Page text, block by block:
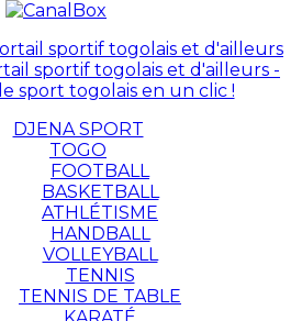
sportif togolais et d'ailleurs -
sport togolais en un clic !
DJENA SPORT
TOGO
FOOTBALL
BASKETBALL
ATHLÉTISME
HANDBALL
VOLLEYBALL
TENNIS
TENNIS DE TABLE